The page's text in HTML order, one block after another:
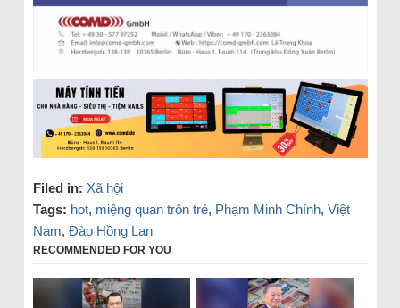
Filed in: Xã hội
Tags: hot, miệng quan trôn trẻ, Phạm Minh Chính, Việt
Nam, Đào Hồng Lan
RECOMMENDED FOR YOU